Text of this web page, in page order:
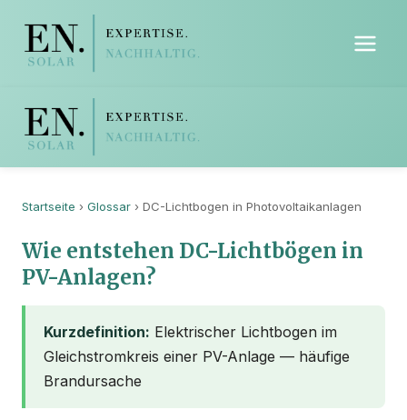
Startseite › Glossar › DC-Lichtbogen in Photovoltaikanlagen
Wie entstehen DC-Lichtbögen in
PV-Anlagen?
Kurzdefinition: Elektrischer Lichtbogen im
Gleichstromkreis einer PV-Anlage — häufige
Brandursache